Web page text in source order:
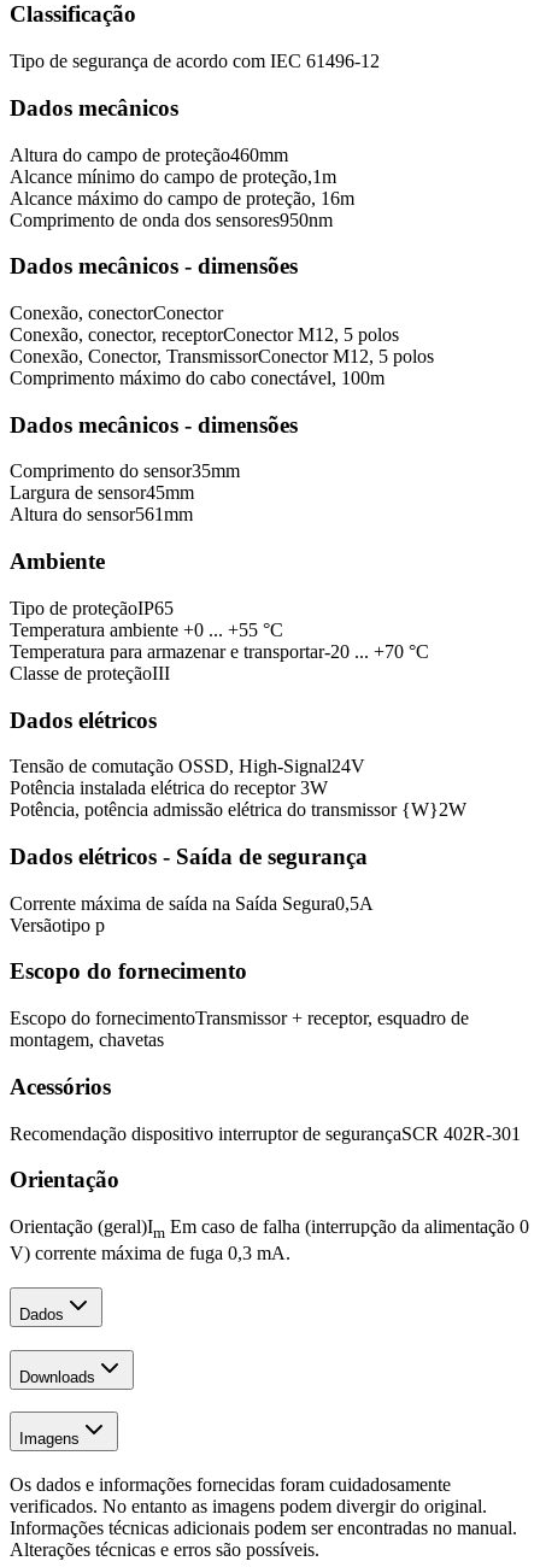
Classificação
Tipo de segurança de acordo com IEC 61496-1 2
Dados mecânicos
Altura do campo de proteção460mm
Alcance mínimo do campo de proteção,1m
Alcance máximo do campo de proteção, 16m
Comprimento de onda dos sensores950nm
Dados mecânicos - dimensões
Conexão, conectorConector
Conexão, conector, receptorConector M12, 5 polos
Conexão, Conector, TransmissorConector M12, 5 polos
Comprimento máximo do cabo conectável, 100m
Dados mecânicos - dimensões
Comprimento do sensor35mm
Largura de sensor45mm
Altura do sensor561mm
Ambiente
Tipo de proteçãoIP65
Temperatura ambiente +0 ... +55 °C
Temperatura para armazenar e transportar-20 ... +70 °C
Classe de proteçãoIII
Dados elétricos
Tensão de comutação OSSD, High-Signal24V
Potência instalada elétrica do receptor3W
Potência, potência admissão elétrica do transmissor {W}2W
Dados elétricos - Saída de segurança
Corrente máxima de saída na Saída Segura0,5A
Versãotipo p
Escopo do fornecimento
Escopo do fornecimentoTransmissor + receptor, esquadro de
montagem, chavetas
Acessórios
Recomendação dispositivo interruptor de segurançaSCR 402R-301
Orientação
Orientação (geral)Im Em caso de falha (interrupção da alimentação 0
V) corrente máxima de fuga 0,3 mA.
Dados
Downloads
Imagens
Os dados e informações fornecidas foram cuidadosamente
verificados. No entanto as imagens podem divergir do original.
Informações técnicas adicionais podem ser encontradas no manual.
Alterações técnicas e erros são possíveis.